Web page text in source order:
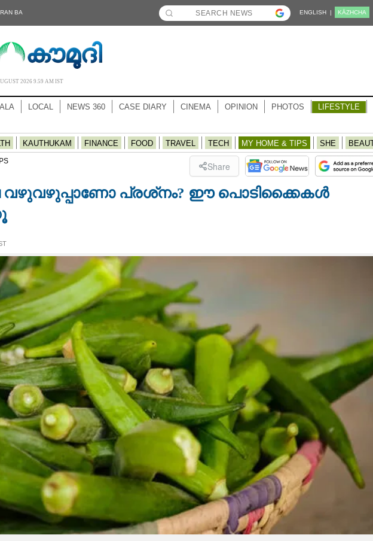
BA ENGLISH | KĀZHCHA
2026 9.59 AM IST
LOCAL NEWS 360 CASE DIARY CINEMA OPINION PHOTOS LIFESTYLE
KAUTHUKAM FINANCE FOOD TRAVEL TECH MY HOME & TIPS SHE
Share
വഴുവഴുപ്പാണോ പ്രശ്‌നം? ഈ പൊടിക്കൈകൾ